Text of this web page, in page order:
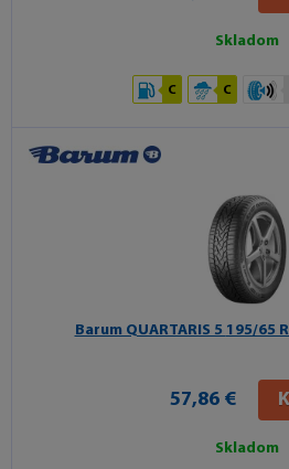
Skladom
C C
Barum QUARTARIS 5 195/65
57,86 €
Skladom